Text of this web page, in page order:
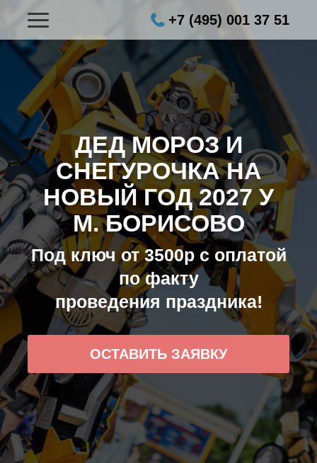
+7 (495) 001 37 51
ДЕД МОРОЗ И
СНЕГУРОЧКА НА
НОВЫЙ ГОД 2027 У
М. БОРИСОВО
Под ключ от 3500р с оплатой
по факту
проведения праздника!
ОСТАВИТЬ ЗАЯВКУ